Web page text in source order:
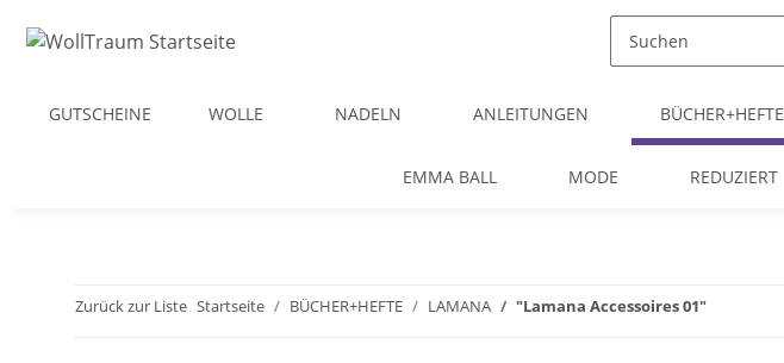
GUTSCHEINE WOLLE NADELN ANLEITUNGEN BÜCHER+HEFTE
EMMA BALL MODE REDUZIERT
Zurück zur Liste Startseite BÜCHER+HEFTE LAMANA "Lamana Accessoires 01"